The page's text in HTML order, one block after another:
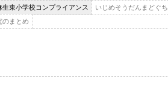
生東小学校コンプライアンス いじめそうだんまどぐち
のまとめ